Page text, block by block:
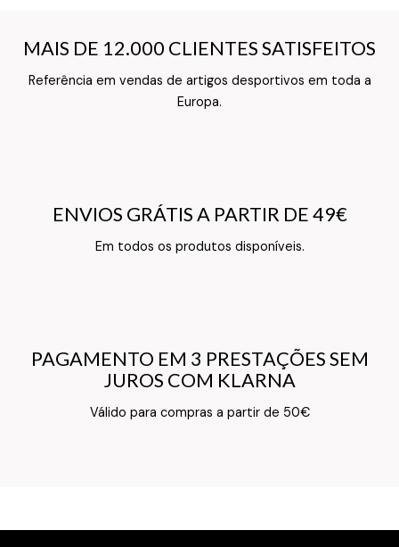
MAIS DE 12.000 CLIENTES SATISFEITOS
Referência em vendas de artigos desportivos em toda a
Europa.
MAIS DE 12.000 CLIENTES SATISFEITOS
Texto do Verso do Cartão de Informação
ENVIOS GRÁTIS A PARTIR DE 49€
Em todos os produtos disponíveis.
ENVIOS GRÁTIS A PARTIR DE 49€
Texto do Verso do Cartão de Informação
PAGAMENTO EM 3 PRESTAÇÕES SEM
JUROS COM KLARNA
Válido para compras a partir de 50€
PAGAMENTO EM 3 PRESTAÇÕES SEM
JUROS COM KLARNA
Texto do Verso do Cartão de Informação